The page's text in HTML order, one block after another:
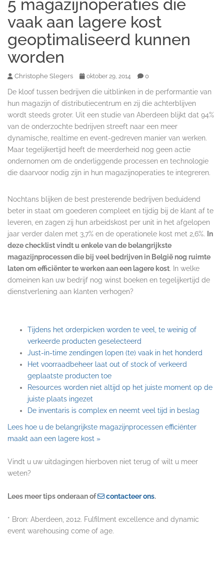
5 magazijnoperaties die
vaak aan lagere kost
geoptimaliseerd kunnen
worden
Christophe Slegers oktober 29, 2014 0
De kloof tussen bedrijven die uitblinken in de performantie van
hun magazijn of distributiecentrum en zij die achterblijven
wordt steeds groter. Uit een studie van Aberdeen blijkt dat 94%
van de onderzochte bedrijven streeft naar een meer
dynamische, realtime en event-gedreven manier van werken.
Maar tegelijkertijd heeft de meerderheid nog geen actie
ondernomen om de onderliggende processen en technologie
die daarvoor nodig zijn in hun magazijnoperaties te integreren.
Nochtans blijken de best presterende bedrijven beduidend
beter in staat om goederen compleet en tijdig bij de klant af te
leveren, en zagen zij hun arbeidskost per unit in het afgelopen
jaar verder dalen met 3,7% en de operationele kost met 2,6%.
In
deze checklist vindt u enkele van de belangrijkste
magazijnprocessen die bij veel bedrijven in België nog ruimte
laten om efficiënter te werken aan een lagere kost. In welke
domeinen kan uw bedrijf nog winst boeken en tegelijkertijd de
dienstverlening aan klanten verhogen?
Tijdens het orderpicken worden te veel, te weinig of
verkeerde producten geselecteerd
Just-in-time zendingen lopen (te) vaak in het honderd
Het voorraadbeheer laat out of stock of verkeerd
geplaatste producten toe
Resources worden niet altijd op het juiste moment op de
juiste plaats ingezet
De inventaris is complex en neemt veel tijd in beslag
Lees hoe u de belangrijkste magazijnprocessen efficiënter
maakt aan een lagere kost »
Vindt u uw uitdagingen hierboven niet terug of wilt u meer
weten?
Lees meer tips onderaan of contacteer ons.
* Bron: Aberdeen, 2012. Fulfilment excellence and dynamic
event warehousing come of age.